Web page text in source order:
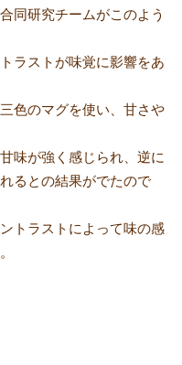
同研究チームがこのよう
ラストが味覚に影響をあ
色のマグを使い、甘さや
味が強く感じられ、逆に
るとの結果がでたので
トラストによって味の感